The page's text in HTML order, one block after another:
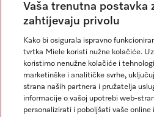
Newsletter
Miele na Instagramu
Miele na Facebooku
Vaša trenutna postavka
zahtijevaju privolu
Kako bi osigurala ispravno
tvrtka Miele koristi nužne kolačiće.
koristimo nenužne kolačiće i
marketinške i analitičke svrhe,
strana naših partnera i pružatelja
informacije o vašoj upotrebi web-
personalizirati i poboljšati vaše online